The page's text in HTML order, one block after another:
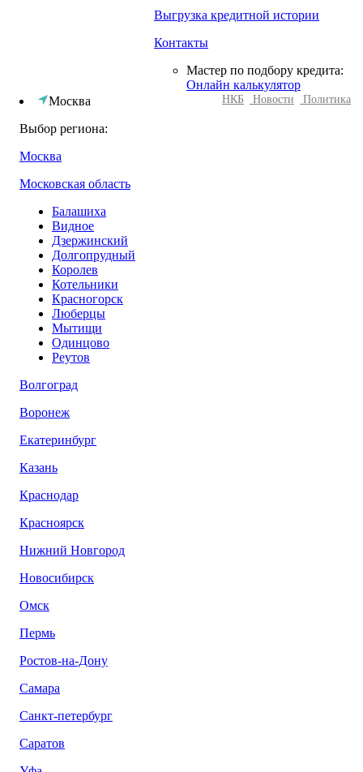
Выгрузка кредитной истории
Контакты
Мастер по подбору кредита:
Онлайн калькулятор
Москва
Выбор региона:
Москва
Московская область
Балашиха
Видное
Дзержинский
Долгопрудный
Королев
Котельники
Красногорск
Люберцы
Мытищи
Одинцово
Реутов
Волгоград
Воронеж
Екатеринбург
Казань
Краснодар
Красноярск
Нижний Новгород
Новосибирск
Омск
Пермь
Ростов-на-Дону
Самара
Санкт-петербург
Саратов
НКБ Новости Политика